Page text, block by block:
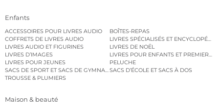
Enfants
ACCESSOIRES POUR LIVRES AUDIO
BOÎTES-REPAS
COFFRETS DE LIVRES AUDIO
LIVRES SPÉCIALISÉS ET
LIVRES AUDIO ET FIGURINES
LIVRES DE NOËL
LIVRES D’IMAGES
LIVRES POUR ENFANTS ET PREMIERS
LIVRES POUR JEUNES
PELUCHE
SACS DE SPORT ET SACS DE GYMNASTIQUESACS D’ÉCOLE ET SACS À DOS
TROUSSE & PLUMIERS
Maison & beauté